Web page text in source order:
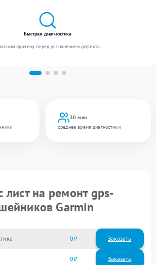
30 мин
среднее время диагностики
Быстрая диагностика
причину перед устранением дефекта.
лист на ремонт gps-
Garmin
0 Заказать
0 Заказать